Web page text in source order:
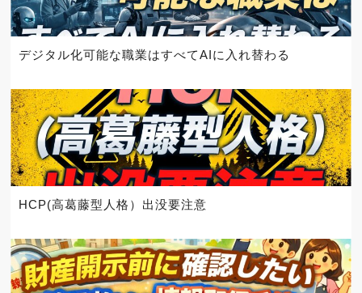
デジタル化可能な職業はすべてAIに入れ替わる
HCP(高葛藤型人格）出没要注意